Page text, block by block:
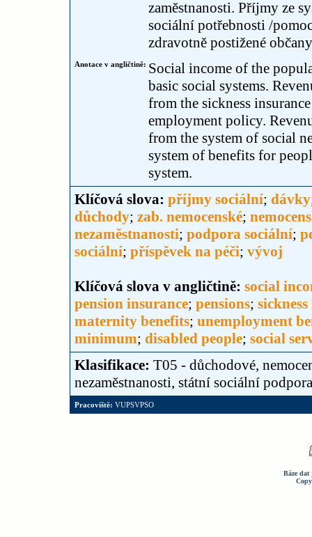
zaměstnanosti. Příjmy ze
sociální potřebnosti /
zdravotně postižené
Anotace v angličtině: Social income of the
basic social systems.
from the sickness
employment policy.
from the system of social
system of benefits for
system.
Klíčová slova: příjmy sociální; dávky
důchody; zab. nemocenské;
nezaměstnanosti; podpora sociální;
sociální; příspěvek na péči; vývoj
Klíčová slova v angličtině: social
pension insurance; pensions;
maternity benefits; unemployment
minimum; disabled people; social
Klasifikace: T05 - důchodové,
nezaměstnanosti, státní sociální podpora
Pracoviště: VUPSVPSO
Báze dat